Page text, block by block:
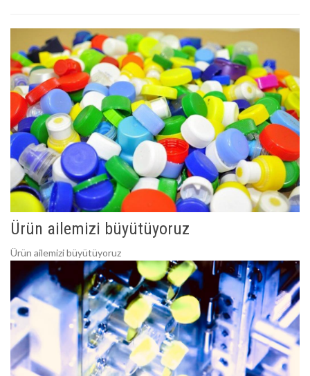
Ürün ailemizi büyütüyoruz
Ürün ailemizi büyütüyoruz